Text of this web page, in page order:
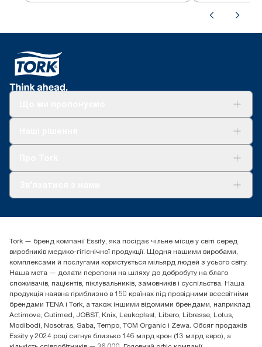
(+38) 044 490 55 66
Essity Україна
04071 м. Київ, вул. Григорія Сковороди 19,
Тел. +38 044 490 55 66
Tork — бренд компанії Essity, яка посідає чільне місце у світі серед
виробників медико-гігієнічної продукції. Щодня нашими виробами,
комплексами й послугами користується мільярд людей з усього світу.
Наша мета — долати перепони на шляху до добробуту на благо
споживачів, пацієнтів, піклувальників, замовників і суспільства. Наша
продукція наявна приблизно в 150 країнах під провідними всесвітніми
брендами TENA і Tork, а також іншими відомими брендами, наприклад
Actimove, Cutimed, JOBST, Knix, Leukoplast, Libero, Libresse, Lotus,
Modibodi, Nosotras, Saba, Tempo, TOM Organic і Zewa. Обсяг продажів
Essity у 2024 році сягнув близько 146 млрд крон (13 млрд євро), а